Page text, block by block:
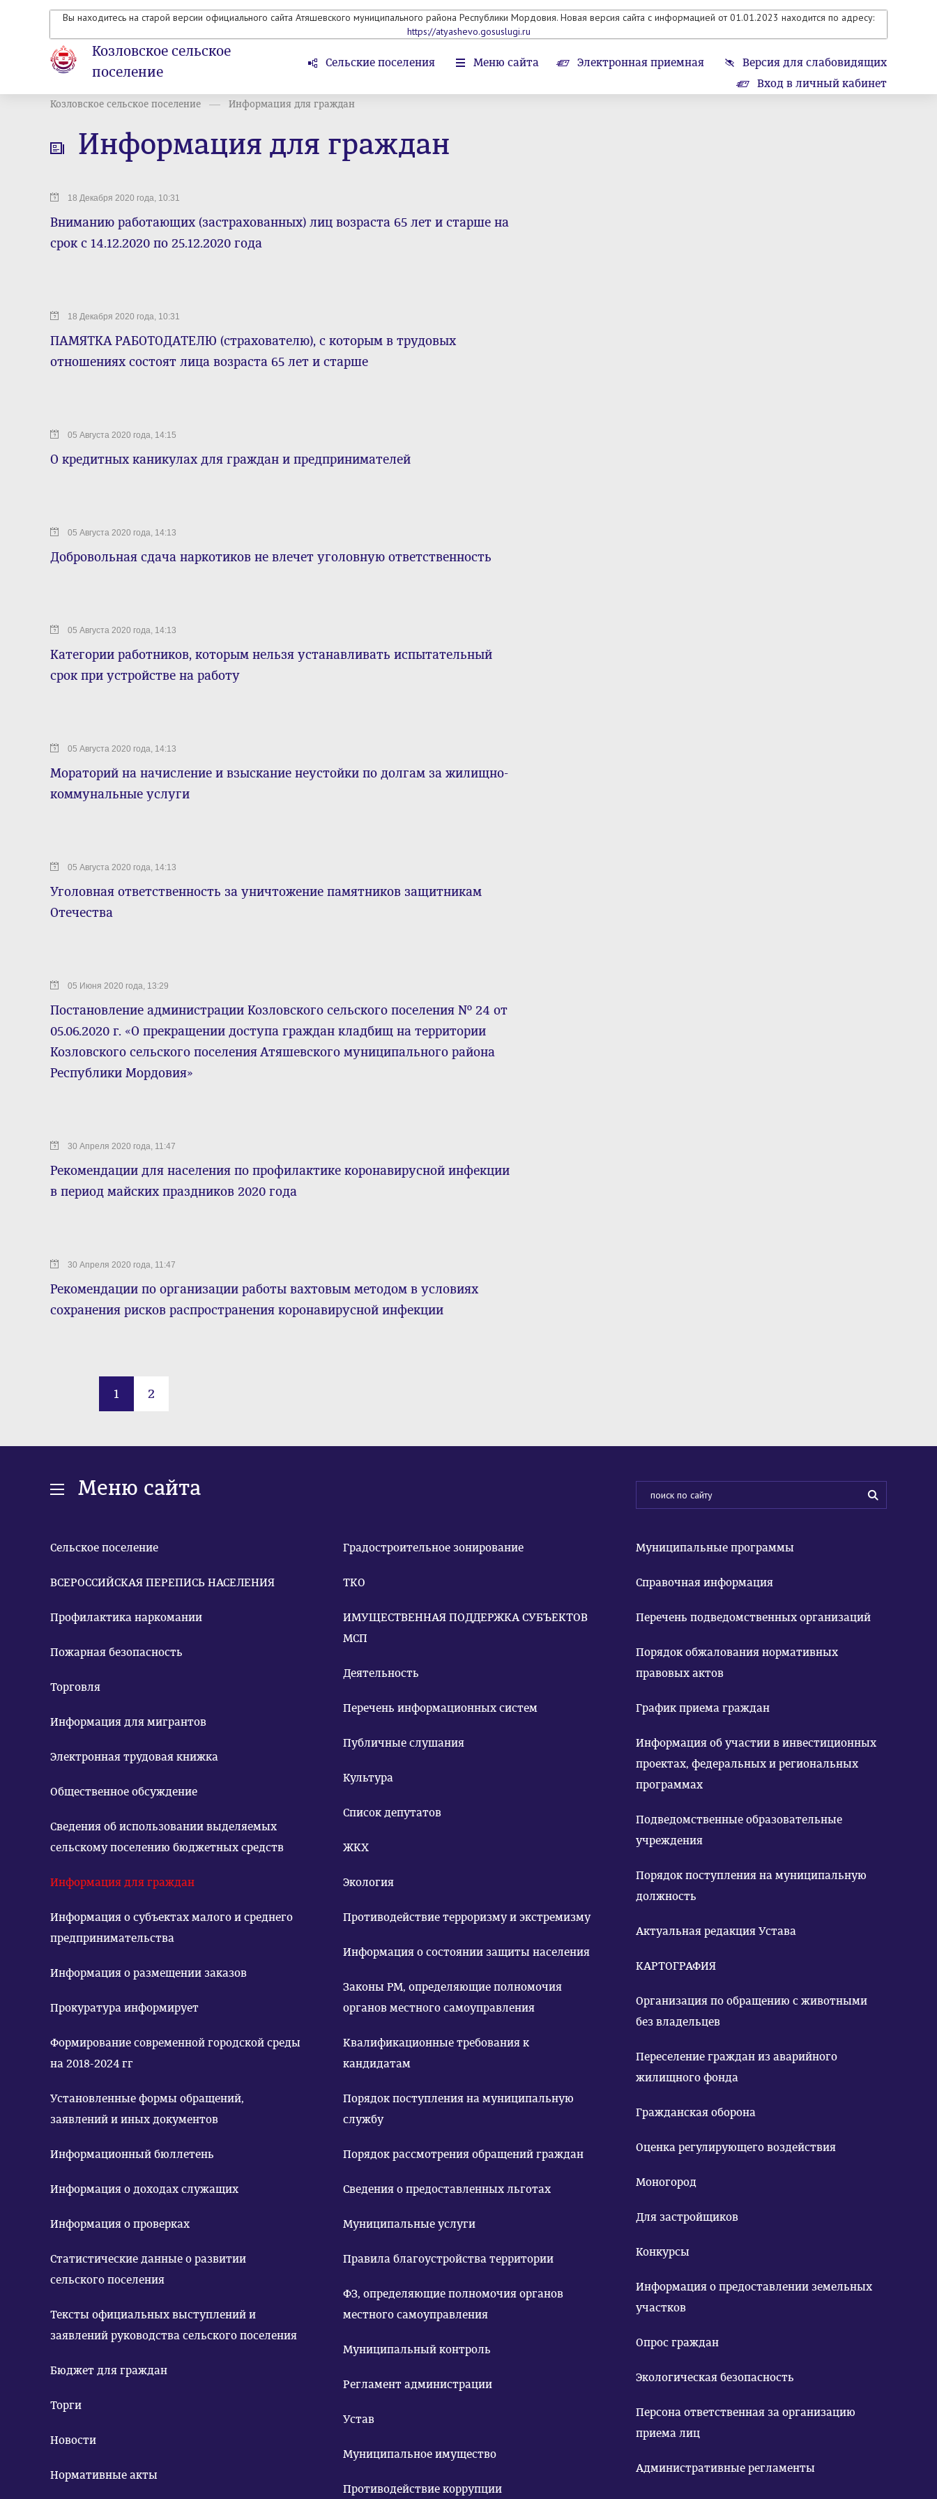
Вы находитесь на старой версии официального сайта Атяшевского муниципального района Республики Мордовия. Новая версия сайта с информацией от 01.01.2023 находится по адресу:
https://atyashevo.gosuslugi.ru
Козловское сельское
поселение
Сельские поселения Меню сайта Электронная приемная
Версия для слабовидящих
Вход в личный кабинет
Козловское сельское поселение Информация для граждан
Информация для граждан
18 Декабря 2020 года, 10:31
Вниманию работающих (застрахованных) лиц возраста 65 лет и старше на
срок с 14.12.2020 по 25.12.2020 года
18 Декабря 2020 года, 10:31
ПАМЯТКА РАБОТОДАТЕЛЮ (страхователю), с которым в трудовых
отношениях состоят лица возраста 65 лет и старше
05 Августа 2020 года, 14:15
О кредитных каникулах для граждан и предпринимателей
05 Августа 2020 года, 14:13
Добровольная сдача наркотиков не влечет уголовную ответственность
05 Августа 2020 года, 14:13
Категории работников, которым нельзя устанавливать испытательный
срок при устройстве на работу
05 Августа 2020 года, 14:13
Мораторий на начисление и взыскание неустойки по долгам за жилищно-
коммунальные услуги
05 Августа 2020 года, 14:13
Уголовная ответственность за уничтожение памятников защитникам
Отечества
05 Июня 2020 года, 13:29
Постановление администрации Козловского сельского поселения № 24 от
05.06.2020 г. «О прекращении доступа граждан кладбищ на территории
Козловского сельского поселения Атяшевского муниципального района
Республики Мордовия»
30 Апреля 2020 года, 11:47
Рекомендации для населения по профилактике коронавирусной инфекции
в период майских праздников 2020 года
30 Апреля 2020 года, 11:47
Рекомендации по организации работы вахтовым методом в условиях
сохранения рисков распространения коронавирусной инфекции
1 2
Меню сайта
Сельское поселение
ВСЕРОССИЙСКАЯ ПЕРЕПИСЬ НАСЕЛЕНИЯ
Профилактика наркомании
Пожарная безопасность
Торговля
Информация для мигрантов
Электронная трудовая книжка
Общественное обсуждение
Сведения об использовании выделяемых
сельскому поселению бюджетных средств
Информация для граждан
Информация о субъектах малого и среднего
предпринимательства
Информация о размещении заказов
Прокуратура информирует
Формирование современной городской среды
на 2018-2024 гг
Установленные формы обращений,
заявлений и иных документов
Информационный бюллетень
Информация о доходах служащих
Информация о проверках
Статистические данные о развитии
сельского поселения
Тексты официальных выступлений и
заявлений руководства сельского поселения
Бюджет для граждан
Торги
Новости
Нормативные акты
Градостроительное зонирование
ТКО
ИМУЩЕСТВЕННАЯ ПОДДЕРЖКА СУБЪЕКТОВ
МСП
Деятельность
Перечень информационных систем
Публичные слушания
Культура
Список депутатов
ЖКХ
Экология
Противодействие терроризму и экстремизму
Информация о состоянии защиты населения
Законы РМ, определяющие полномочия
органов местного самоуправления
Квалификационные требования к
кандидатам
Порядок поступления на муниципальную
службу
Порядок рассмотрения обращений граждан
Сведения о предоставленных льготах
Муниципальные услуги
Правила благоустройства территории
ФЗ, определяющие полномочия органов
местного самоуправления
Муниципальный контроль
Регламент администрации
Устав
Муниципальное имущество
Противодействие коррупции
Муниципальные программы
Справочная информация
Перечень подведомственных организаций
Порядок обжалования нормативных
правовых актов
График приема граждан
Информация об участии в инвестиционных
проектах, федеральных и региональных
программах
Подведомственные образовательные
учреждения
Порядок поступления на муниципальную
должность
Актуальная редакция Устава
КАРТОГРАФИЯ
Организация по обращению с животными
без владельцев
Переселение граждан из аварийного
жилищного фонда
Гражданская оборона
Оценка регулирующего воздействия
Моногород
Для застройщиков
Конкурсы
Информация о предоставлении земельных
участков
Опрос граждан
Экологическая безопасность
Персона ответственная за организацию
приема лиц
Административные регламенты